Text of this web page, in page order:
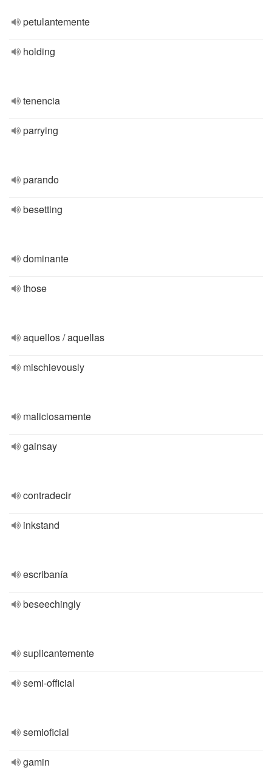
petulantemente
holding
tenencia
parrying
parando
besetting
dominante
those
aquellos / aquellas
mischievously
maliciosamente
gainsay
contradecir
inkstand
escribanía
beseechingly
suplicantemente
semi-official
semioficial
gamin